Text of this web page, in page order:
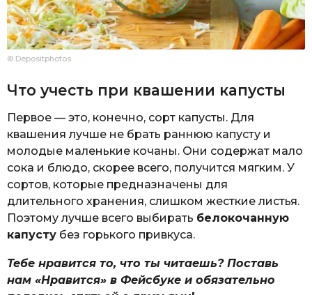
© Depositphotos
Что учесть при квашении капусты
Первое — это, конечно, сорт капусты. Для
квашения лучше не брать раннюю капусту и
молодые маленькие кочаны. Они содержат мало
сока и блюдо, скорее всего, получится мягким. У
сортов, которые предназначены для
длительного хранения, слишком жесткие листья.
Поэтому лучше всего выбирать белокочанную
капусту без горького привкуса.
Тебе нравится то, что ты читаешь? Поставь
нам «Нравится» в Фейсбуке и обязательно